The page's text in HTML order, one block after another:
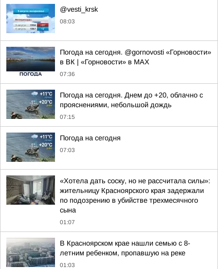
@vesti_krsk
08:03
Погода на сегодня. @gornovosti «Горновости»
в ВК | «Горновости» в МАХ
07:36
Погода на сегодня. Днем до +20, облачно с
прояснениями, небольшой дождь
07:15
Погода на сегодня
07:03
«Хотела дать соску, но не рассчитала силы»:
жительницу Красноярского края задержали
по подозрению в убийстве трехмесячного
сына
01:07
В Красноярском крае нашли семью с 8-
летним ребенком, пропавшую на реке
01:03